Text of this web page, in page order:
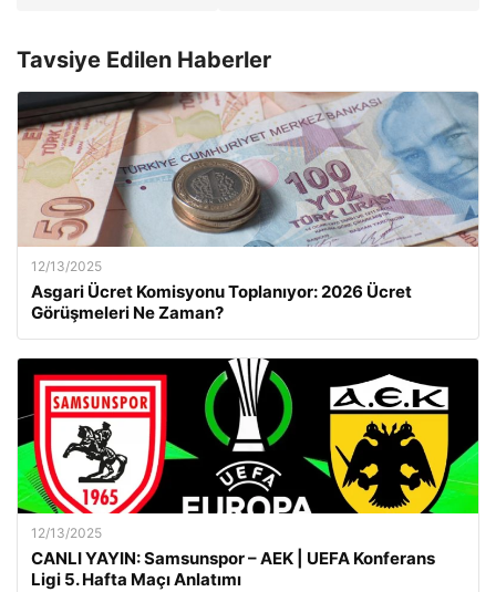
Tavsiye Edilen Haberler
12/13/2025
Asgari Ücret Komisyonu Toplanıyor: 2026 Ücret
Görüşmeleri Ne Zaman?
12/13/2025
CANLI YAYIN: Samsunspor – AEK | UEFA Konferans
Ligi 5. Hafta Maçı Anlatımı